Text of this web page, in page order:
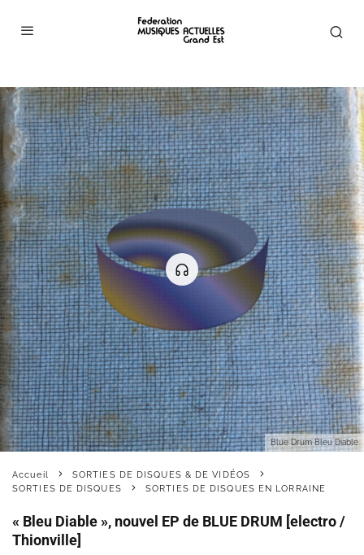
Blue Drum Bleu Diable
Accueil
SORTIES DE DISQUES & DE VIDÉOS
SORTIES DE DISQUES
SORTIES DE DISQUES EN LORRAINE
« Bleu Diable », nouvel EP de BLUE DRUM [electro /
Thionville]